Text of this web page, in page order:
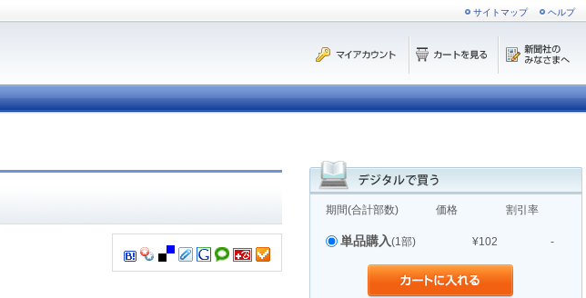
サイトマップ ヘルプ
期間(合計部数) 価格 割引率
単品購入(1部) ¥102 -